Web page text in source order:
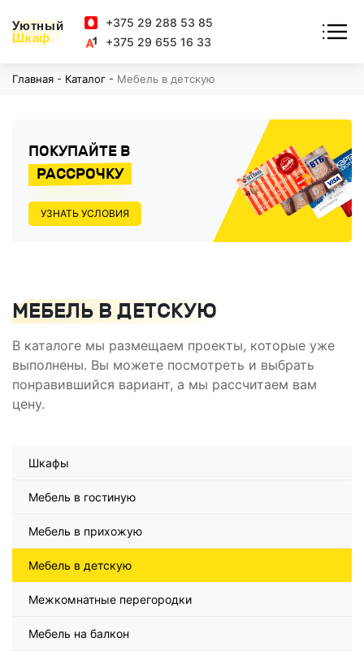
Уютный
Шкаф
+375 29 288 53 85
+375 29 655 16 33
Главная - Каталог - Мебель в детскую
ПОКУПАЙТЕ В
РАССРОЧКУ
УЗНАТЬ УСЛОВИЯ
МЕБЕЛЬ В ДЕТСКУЮ
В каталоге мы размещаем проекты, которые уже
выполнены. Вы можете посмотреть и выбрать
понравившийся вариант, а мы рассчитаем вам
цену.
Шкафы
Мебель в гостиную
Мебель в прихожую
Мебель в детскую
Межкомнатные перегородки
Мебель на балкон